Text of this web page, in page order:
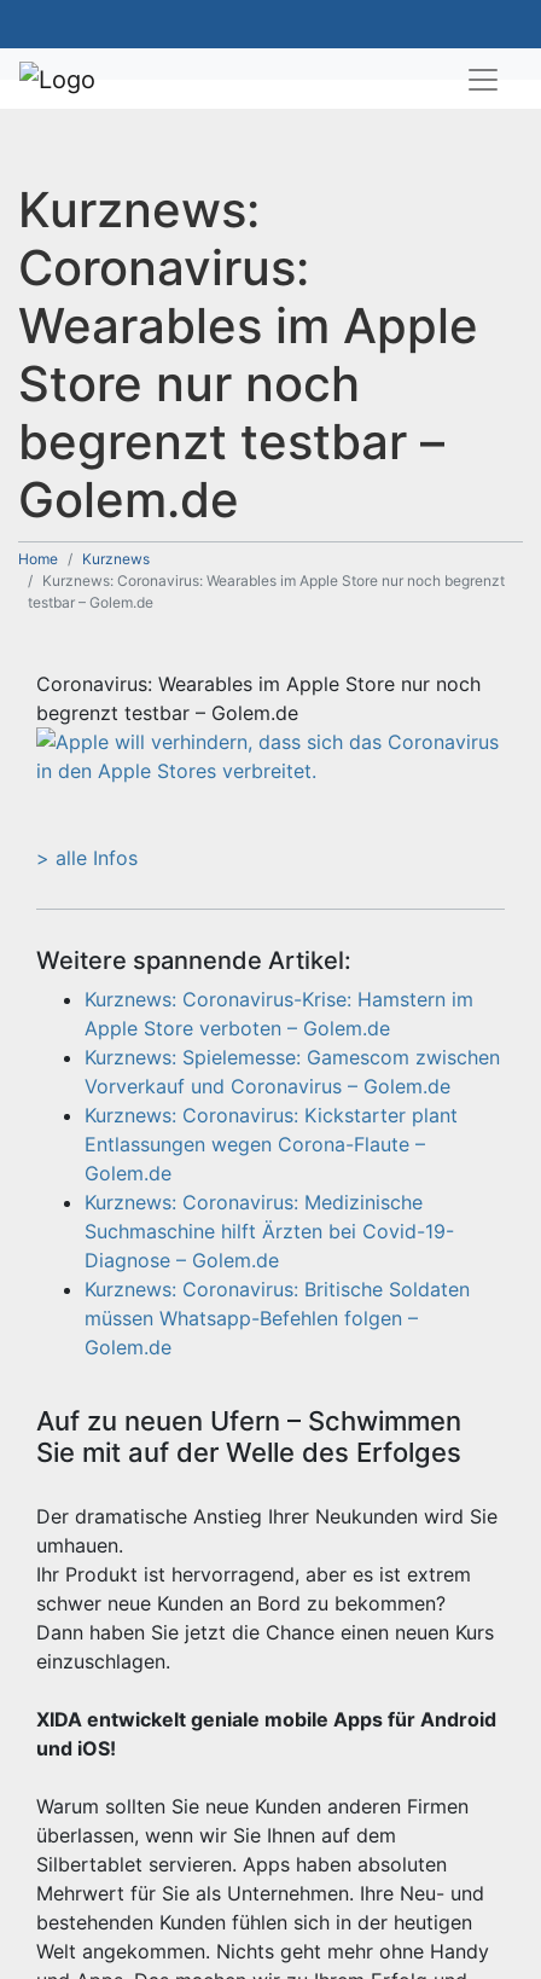
Kurznews:
Coronavirus:
Wearables im Apple
Store nur noch
begrenzt testbar –
Golem.de
Home
Kurznews
Kurznews: Coronavirus: Wearables im Apple Store nur noch begrenzt
testbar – Golem.de
Coronavirus: Wearables im Apple Store nur noch
begrenzt testbar – Golem.de
> alle Infos
Weitere spannende Artikel:
Kurznews: Coronavirus-Krise: Hamstern im
Apple Store verboten – Golem.de
Kurznews: Spielemesse: Gamescom zwischen
Vorverkauf und Coronavirus – Golem.de
Kurznews: Coronavirus: Kickstarter plant
Entlassungen wegen Corona-Flaute –
Golem.de
Kurznews: Coronavirus: Medizinische
Suchmaschine hilft Ärzten bei Covid-19-
Diagnose – Golem.de
Kurznews: Coronavirus: Britische Soldaten
müssen Whatsapp-Befehlen folgen –
Golem.de
Auf zu neuen Ufern – Schwimmen
Sie mit auf der Welle des Erfolges
Der dramatische Anstieg Ihrer Neukunden wird Sie
umhauen.
Ihr Produkt ist hervorragend, aber es ist extrem
schwer neue Kunden an Bord zu bekommen?
Dann haben Sie jetzt die Chance einen neuen Kurs
einzuschlagen.
XIDA entwickelt geniale mobile Apps für Android
und iOS!
Warum sollten Sie neue Kunden anderen Firmen
überlassen, wenn wir Sie Ihnen auf dem
Silbertablet servieren. Apps haben absoluten
Mehrwert für Sie als Unternehmen. Ihre Neu- und
bestehenden Kunden fühlen sich in der heutigen
Welt angekommen. Nichts geht mehr ohne Handy